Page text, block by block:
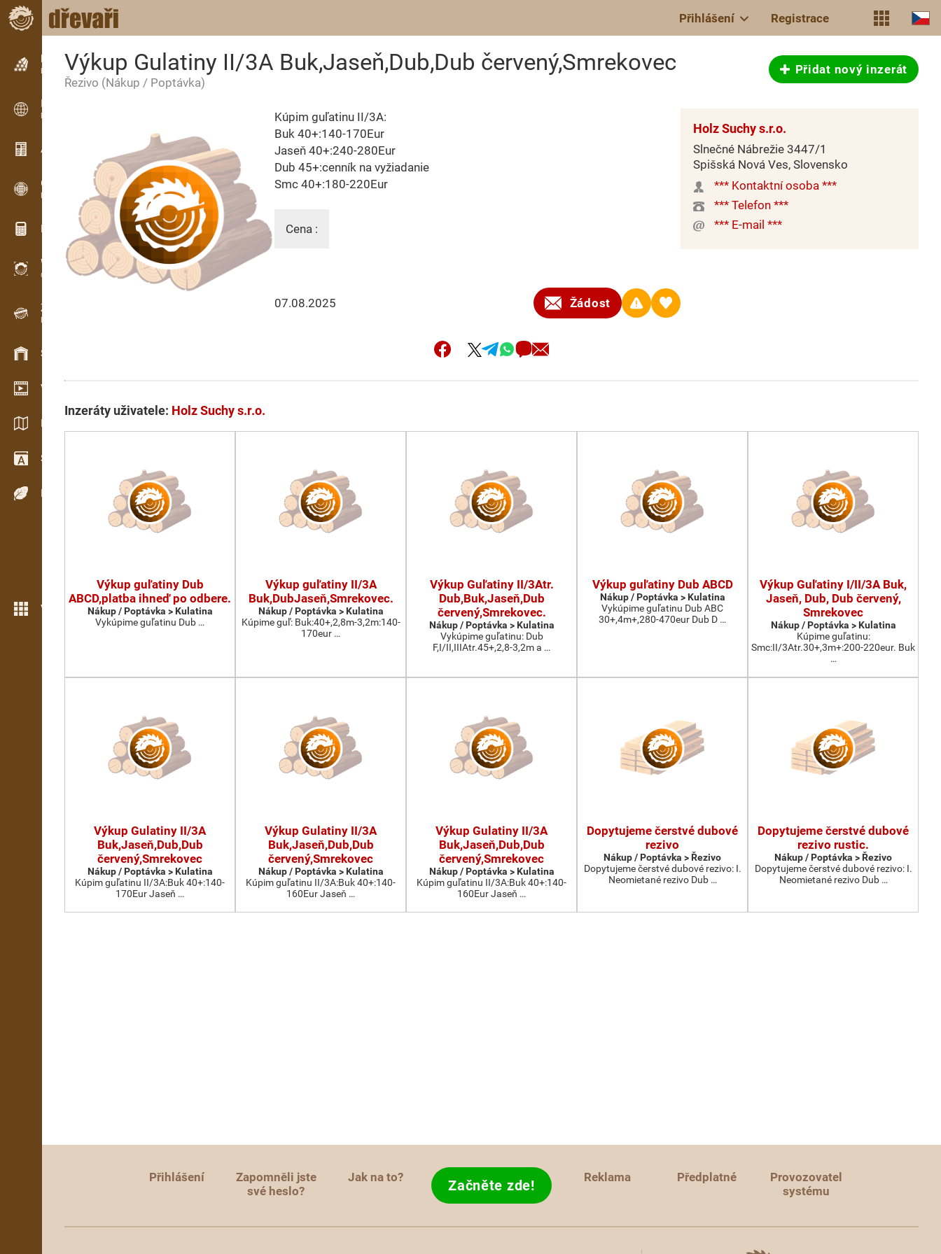
Přihlášení Registrace
Inzerce
Řádková inzerce
Inzerce
Mezinárodní inzerce
Aktuality / Články
OPTI-TIMB
Pořezová schémata
Dřevařské kalkulačky
WoodProfi
Objem dřeva s AI
Záznamník
Evidence dřeva v terénu
Skladové hospodářství
Video showroom
Katalogy / Brožury
Slovník
Dřeviny
Více možností
Výkup Gulatiny II/3A Buk,Jaseň,Dub,Dub červený,Smrekovec
Řezivo (Nákup / Poptávka)
Přidat nový inzerát
Kúpim guľatinu II/3A:
Buk 40+:140-170Eur
Jaseň 40+:240-280Eur
Dub 45+:cenník na vyžiadanie
Smc 40+:180-220Eur
Cena :
07.08.2025 Žádost
Holz Suchy s.r.o.
Slnečné Nábrežie 3447/1
Spišská Nová Ves, Slovensko
*** Kontaktní osoba ***
*** Telefon ***
*** E-mail ***
Inzeráty uživatele: Holz Suchy s.r.o.
Výkup guľatiny Dub
ABCD,platba ihneď po odbere.
Nákup / Poptávka > Kulatina
Vykúpime guľatinu Dub …
Výkup guľatiny II/3A
Buk,DubJaseň,Smrekovec.
Nákup / Poptávka > Kulatina
Kúpime guľ: Buk:40+,2,8m-3,2m:140-
170eur …
Výkup Guľatiny II/3Atr.
Dub,Buk,Jaseň,Dub
červený,Smrekovec.
Nákup / Poptávka > Kulatina
Vykúpime guľatinu: Dub
F,I/II,IIIAtr.45+,2,8-3,2m a …
Výkup guľatiny Dub ABCD
Nákup / Poptávka > Kulatina
Vykúpime guľatinu Dub ABC
30+,4m+,280-470eur Dub D …
Výkup Guľatiny I/II/3A Buk,
Jaseň, Dub, Dub červený,
Smrekovec
Nákup / Poptávka > Kulatina
Kúpime guľatinu:
Smc:II/3Atr.30+,3m+:200-220eur. Buk
…
Výkup Gulatiny II/3A
Buk,Jaseň,Dub,Dub
červený,Smrekovec
Nákup / Poptávka > Kulatina
Kúpim guľatinu II/3A:Buk 40+:140-
170Eur Jaseň …
Výkup Gulatiny II/3A
Buk,Jaseň,Dub,Dub
červený,Smrekovec
Nákup / Poptávka > Kulatina
Kúpim guľatinu II/3A:Buk 40+:140-
160Eur Jaseň …
Výkup Gulatiny II/3A
Buk,Jaseň,Dub,Dub
červený,Smrekovec
Nákup / Poptávka > Kulatina
Kúpim guľatinu II/3A:Buk 40+:140-
160Eur Jaseň …
Dopytujeme čerstvé dubové
rezivo
Nákup / Poptávka > Řezivo
Dopytujeme čerstvé dubové rezivo: I.
Neomietané rezivo Dub …
Dopytujeme čerstvé dubové
rezivo rustic.
Nákup / Poptávka > Řezivo
Dopytujeme čerstvé dubové rezivo: I.
Neomietané rezivo Dub …
Přihlášení
Zapomněli jste
své heslo?
Jak na to? Začněte zde! Reklama Předplatné
Provozovatel
systému